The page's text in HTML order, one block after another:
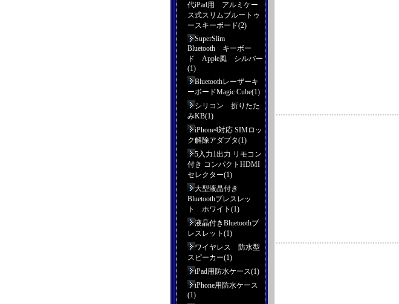
代iPad用 アルミケー
ス式スリムブルートゥ
ースキーボード(2)
SuperSlim
Bluetooth キーボー
ド Apple風 シルバー
(1)
Bluetoothレーザーキ
ーボードMagic Cube(1)
シリコン 折りたた
みKB(1)
iPhone4対応 SIMロッ
ク解除アダプタ(1)
5入力1出力 リモコン
付き コンパクトHDMI
セレクター(1)
大型液晶付き
Bluetoothブレスレッ
ト ホワイト(1)
液晶付きBluetoothブ
レスレット(1)
ワイヤレス 防水型
スピーカー(1)
iPad用防水ケース(1)
iPhone用防水ケース
(1)